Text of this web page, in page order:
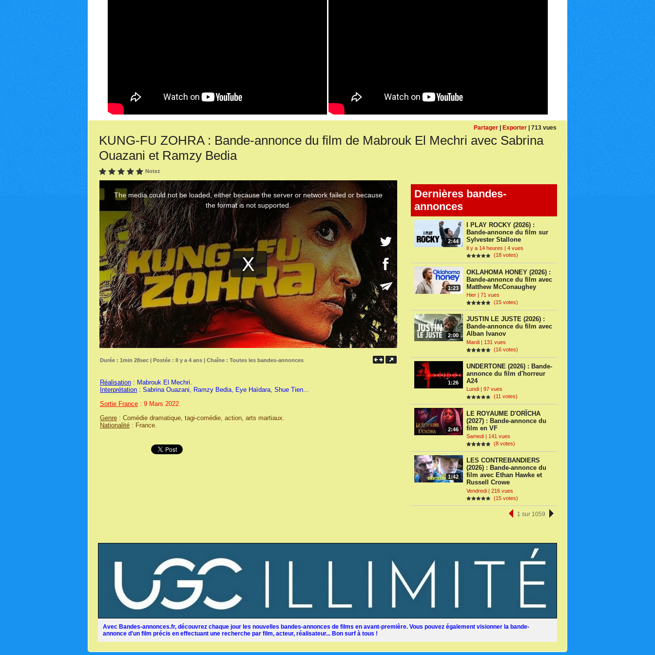
Partager | Exporter | 713 vues
KUNG-FU ZOHRA : Bande-annonce du film de Mabrouk El Mechri avec Sabrina
Ouazani et Ramzy Bedia
Notez
Dernières bandes-
annonces
2:44
I PLAY ROCKY (2026) :
Bande-annonce du film sur
Sylvester Stallone
Il y a 14 heures | 4 vues
(18 votes)
1:23
OKLAHOMA HONEY (2026) :
Bande-annonce du film avec
Matthew McConaughey
Hier | 71 vues
(15 votes)
2:00
JUSTIN LE JUSTE (2026) :
Bande-annonce du film avec
Alban Ivanov
Mardi | 131 vues
(16 votes)
1:26
UNDERTONE (2026) : Bande-
annonce du film d'horreur
A24
Lundi | 97 vues
(11 votes)
2:46
LE ROYAUME D'ORÏCHA
(2027) : Bande-annonce du
film en VF
Samedi | 141 vues
(8 votes)
1:42
LES CONTREBANDIERS
(2026) : Bande-annonce du
film avec Ethan Hawke et
Russell Crowe
Vendredi | 216 vues
(15 votes)
1 sur 1059
Durée : 1min 28sec | Postée : Il y a 4 ans | Chaîne : Toutes les bandes-annonces
Réalisation : Mabrouk El Mechri.
Interprétation : Sabrina Ouazani, Ramzy Bedia, Eye Haïdara, Shue Tien...
Sortie France : 9 Mars 2022.
Genre : Comédie dramatique, tagi-comédie, action, arts martiaux.
Nationalité : France.
Avec Bandes-annonces.fr, découvrez chaque jour les nouvelles bandes-annonces de films en avant-première. Vous pouvez également visionner la bande-
annonce d'un film précis en effectuant une recherche par film, acteur, réalisateur... Bon surf à tous !